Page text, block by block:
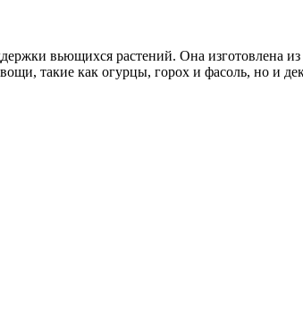
вьющихся растений. Она изготовлена из
такие как огурцы, горох и фасоль, но и